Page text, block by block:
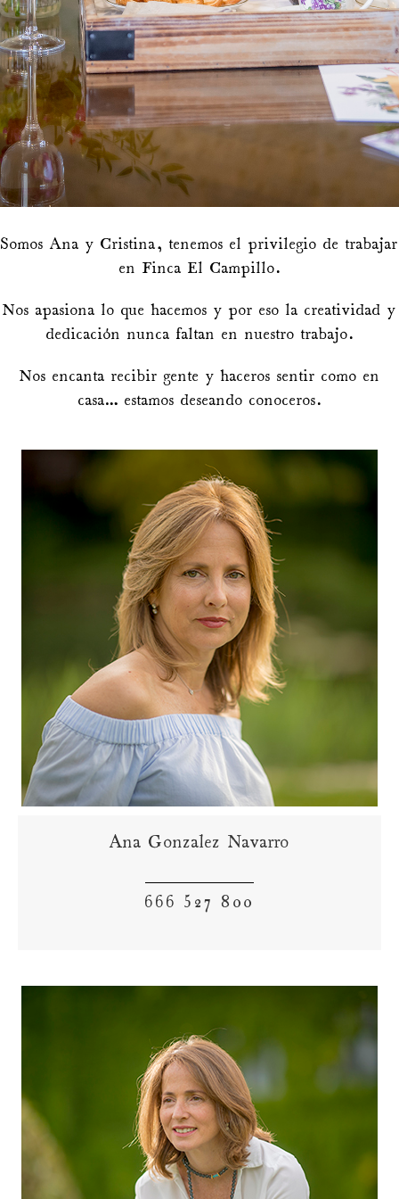
Somos Ana y Cristina, tenemos el privilegio de trabajar
en Finca El Campillo.
Nos apasiona lo que hacemos y por eso la creatividad y
dedicación nunca faltan en nuestro trabajo.
Nos encanta recibir gente y haceros sentir como en
casa… estamos deseando conoceros.
Ana Gonzalez Navarro
666 527 800